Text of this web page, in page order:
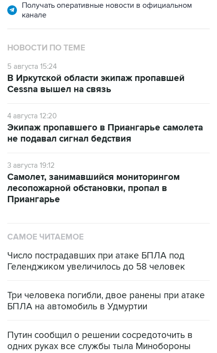
Получать оперативные новости в официальном
канале
НОВОСТИ ПО ТЕМЕ
5 августа 15:24
В Иркутской области экипаж пропавшей
Cessna вышел на связь
4 августа 12:20
Экипаж пропавшего в Приангарье самолета
не подавал сигнал бедствия
3 августа 19:12
Самолет, занимавшийся мониторингом
лесопожарной обстановки, пропал в
Приангарье
САМОЕ ЧИТАЕМОЕ
Число пострадавших при атаке БПЛА под
Геленджиком увеличилось до 58 человек
Три человека погибли, двое ранены при атаке
БПЛА на автомобиль в Удмуртии
Путин сообщил о решении сосредоточить в
одних руках все службы тыла Минобороны